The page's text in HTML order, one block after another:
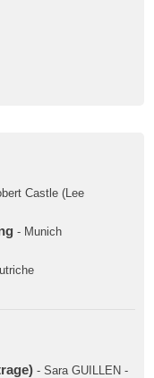
Castle (Lee
- Munich
- Sara GUILLEN -